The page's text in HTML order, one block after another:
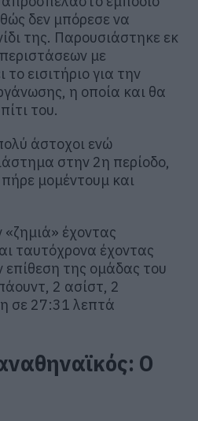
δεν μπόρεσε να
της. Παρουσιάστηκε εκ
με
εισιτήριο για την
η οποία και θα
του.
άστοχοι ενώ
στην 2η περίοδο,
πήρε μομέντουμ και
«ζημιά» έχοντας
ταυτόχρονα έχοντας
της ομάδας του
2 ασίστ, 2
σε 27:31 λεπτά
Ο